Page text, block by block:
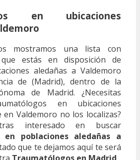
en ubicaciones
mostramos una lista con
estás en disposición de
aledañas a Valdemoro
de (Madrid), dentro de la
de Madrid. ¿Necesitas
en ubicaciones
Valdemoro no los localizas?
interesado en buscar
en poblaciones aledañas a
que te dejamos aquí te será